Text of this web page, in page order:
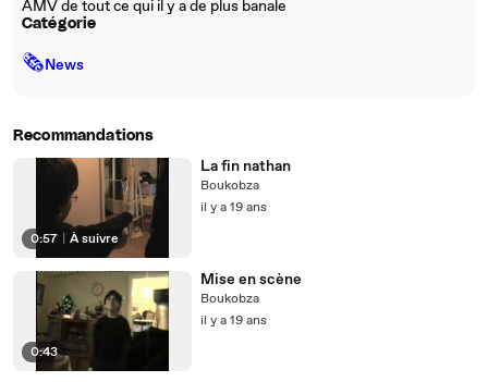
AMV de tout ce qui il y a de plus banale
Catégorie
🗞News
Recommandations
0:57 À suivre
La fin nathan
Boukobza
il y a 19 ans
0:43
Mise en scène
Boukobza
il y a 19 ans